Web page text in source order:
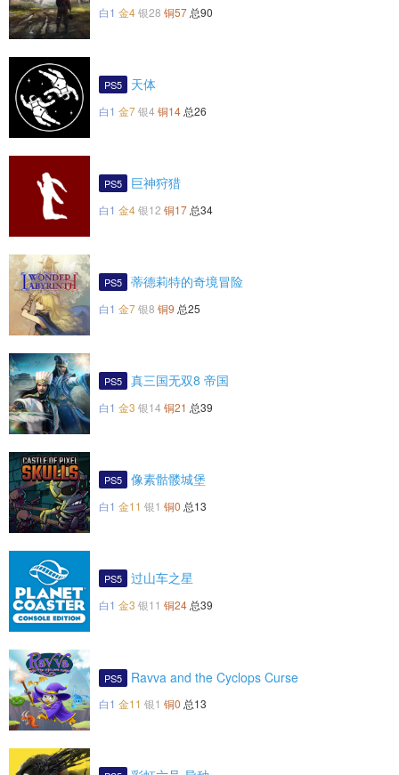
白1 金4银28 铜57 总90
PS5 天体
白1 金7银4 铜14 总26
PS5 巨神狩猎
白1 金4银12 铜17 总34
PS5 蒂德莉特的奇境冒险
白1 金7银8 铜9 总25
PS5 真三国无双8 帝国
白1 金3 银14 铜21 总39
PS5 像素骷髅城堡
白1 金11 银1 铜0 总13
PS5 过山车之星
白1 金3 银11 铜24 总39
PS5 Ravva and the Cyclops Curse
白1 金11 银1 铜0 总13